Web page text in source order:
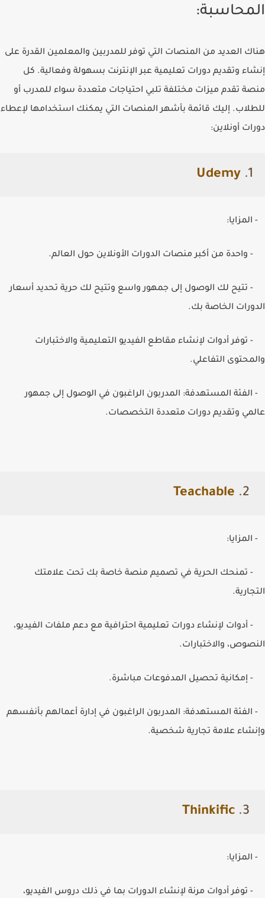
المحاسبة:
هناك العديد من المنصات التي توفر للمدربين والمعلمين القدرة على
إنشاء وتقديم دورات تعليمية عبر الإنترنت بسهولة وفعالية. كل
منصة تقدم ميزات مختلفة تلبي احتياجات متعددة سواء للمدرب أو
للطلاب. إليك قائمة بأشهر المنصات التي يمكنك استخدامها لإعطاء
دورات أونلاين:
Udemy .1
- المزايا:
- واحدة من أكبر منصات الدورات الأونلاين حول العالم.
- تتيح لك الوصول إلى جمهور واسع وتتيح لك حرية تحديد أسعار
الدورات الخاصة بك.
- توفر أدوات لإنشاء مقاطع الفيديو التعليمية والاختبارات
والمحتوى التفاعلي.
- الفئة المستهدفة: المدربون الراغبون في الوصول إلى جمهور
عالمي وتقديم دورات متعددة التخصصات.
2.
Teachable
- المزايا:
- تمنحك الحرية في تصميم منصة خاصة بك تحت علامتك
التجارية.
- أدوات لإنشاء دورات تعليمية احترافية مع دعم ملفات الفيديو،
النصوص، والاختبارات.
- إمكانية تحصيل المدفوعات مباشرة.
- الفئة المستهدفة: المدربون الراغبون في إدارة أعمالهم بأنفسهم
وإنشاء علامة تجارية شخصية.
3.
Thinkific
- المزايا:
- توفر أدوات مرنة لإنشاء الدورات بما في ذلك دروس الفيديو،